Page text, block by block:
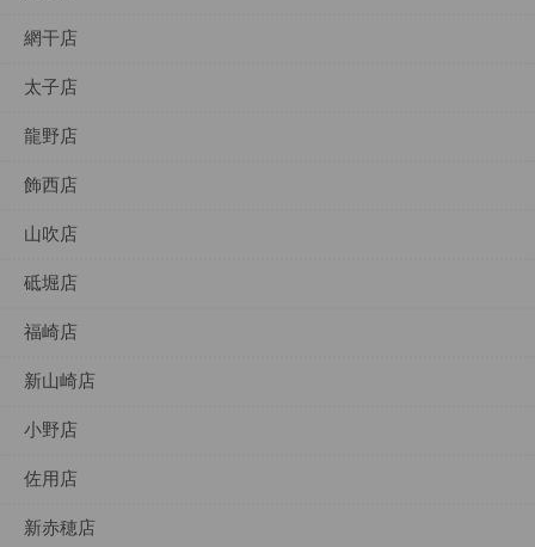
網干店
太子店
龍野店
飾西店
山吹店
砥堀店
福崎店
新山崎店
小野店
佐用店
新赤穂店